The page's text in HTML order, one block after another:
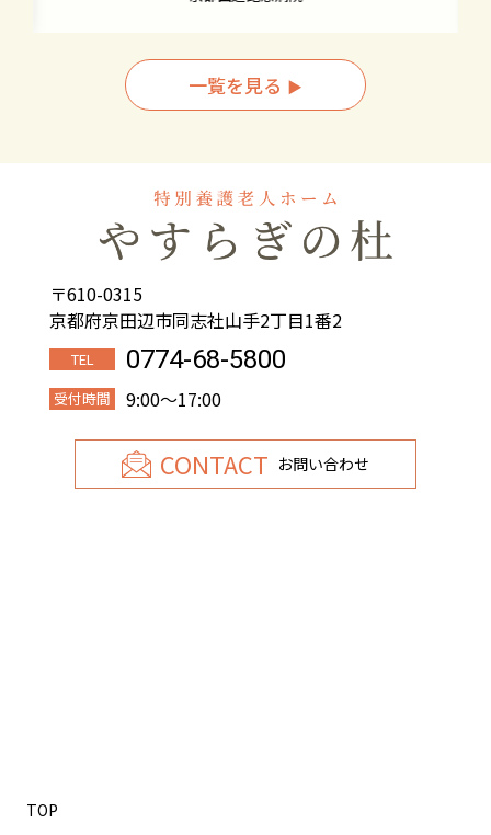
一覧を見る ▶︎
〒610-0315
京都府京田辺市同志社山手2丁目1番2
TEL 0774-68-5800
受付時間 9:00〜17:00
CONTACT お問い合わせ
TOP